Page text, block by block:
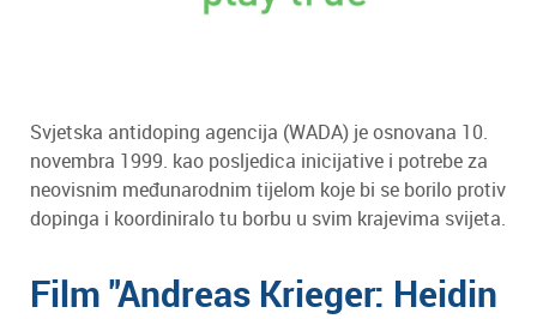
Svjetska antidoping agencija (WADA) je osnovana 10.
novembra 1999. kao posljedica inicijative i potrebe za
neovisnim međunarodnim tijelom koje bi se borilo protiv
dopinga i koordiniralo tu borbu u svim krajevima svijeta.
Film "Andreas Krieger: Heidin